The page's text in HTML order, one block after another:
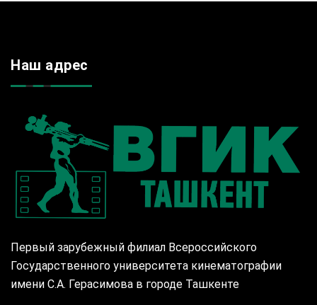
Наш адрес
Первый зарубежный филиал Всероссийского
Государственного университета кинематографии
имени С.А. Герасимова в городе Ташкенте